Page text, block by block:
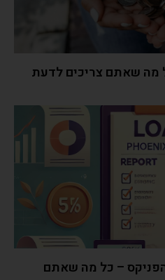
מה שאתם צריכים לדעת
– כל מה שאתם